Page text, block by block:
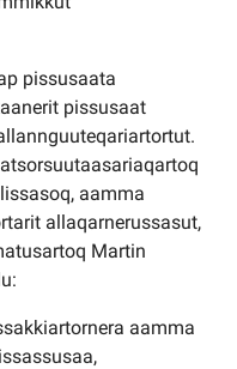
pissusaata
pissusaat
aamma
allaqarnerussasut,
Martin
aamma